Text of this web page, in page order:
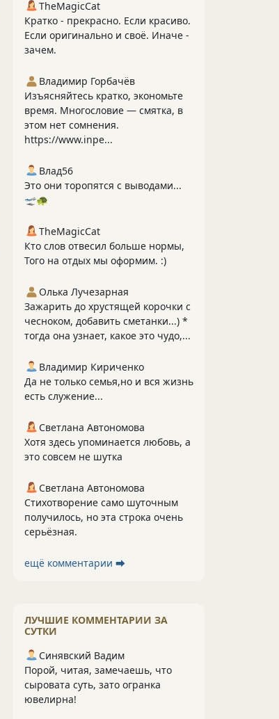
TheMagicCat
Кратко - прекрасно. Если красиво.
Если оригинально и своё. Иначе -
зачем.
Владимир Горбачёв
Изъясняйтесь кратко, экономьте
время. Многословие — смятка, в
этом нет сомнения.
https://www.inpe...
Влад56
Это они торопятся с выводами...
🛫🐢
TheMagicCat
Кто слов отвесил больше нормы,
Того на отдых мы оформим. :)
Олька Лучезарная
Зажарить до хрустящей корочки с
чесноком, добавить сметанки...) *
тогда она узнает, какое это чудо,...
Владимир Кириченко
Да не только семья,но и вся жизнь
есть служение...
Светлана Автономова
Хотя здесь упоминается любовь, а
это совсем не шутка
Светлана Автономова
Стихотворение само шуточным
получилось, но эта строка очень
серьёзная.
ещё комментарии ⮕
ЛУЧШИЕ КОММЕНТАРИИ ЗА
СУТКИ
Синявский Вадим
Порой, читая, замечаешь, что
сыровата суть, зато огранка
ювелирна!